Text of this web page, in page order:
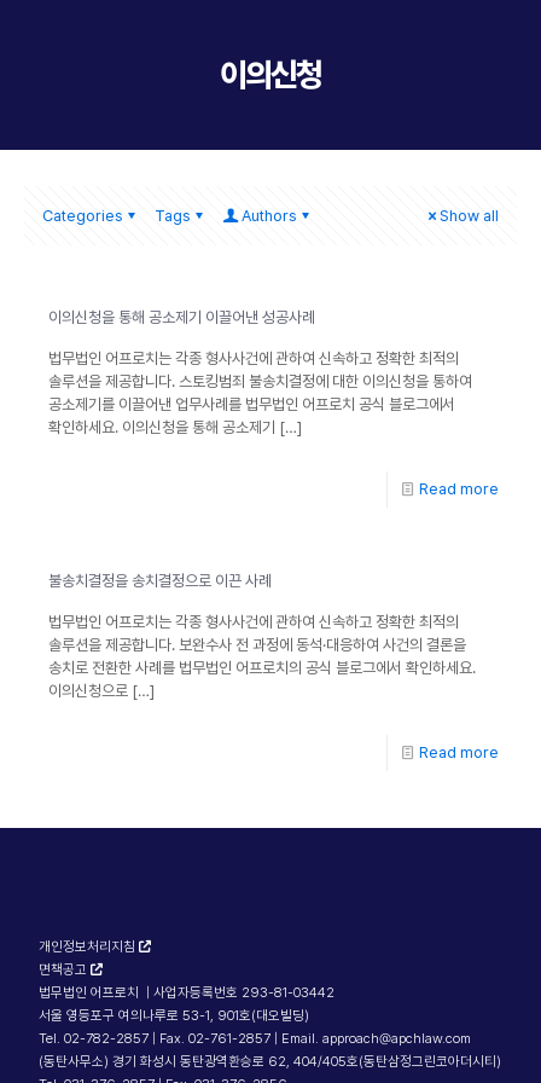
이의신청
Categories Tags Authors Show all
이의신청을 통해 공소제기 이끌어낸 성공사례
법무법인 어프로치는 각종 형사사건에 관하여 신속하고 정확한 최적의
솔루션을 제공합니다. 스토킹범죄 불송치결정에 대한 이의신청을 통하여
공소제기를 이끌어낸 업무사례를 법무법인 어프로치 공식 블로그에서
확인하세요. 이의신청을 통해 공소제기 […]
Read more
불송치결정을 송치결정으로 이끈 사례
법무법인 어프로치는 각종 형사사건에 관하여 신속하고 정확한 최적의
솔루션을 제공합니다. 보완수사 전 과정에 동석·대응하여 사건의 결론을
송치로 전환한 사례를 법무법인 어프로치의 공식 블로그에서 확인하세요.
이의신청으로 […]
Read more
개인정보처리지침
면책공고
법무법인 어프로치 | 사업자등록번호 293-81-03442
서울 영등포구 여의나루로 53-1, 901호(대오빌딩)
Tel. 02-782-2857 | Fax. 02-761-2857 | Email. approach@apchlaw.com
(동탄사무소) 경기 화성시 동탄광역환승로 62, 404/405호(동탄삼정그린코아더시티)